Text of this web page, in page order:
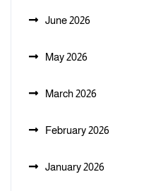
June 2026
May 2026
March 2026
February 2026
January 2026